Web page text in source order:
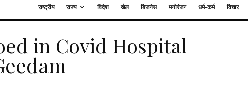
राष्ट्रीय राज्य विदेश खेल बिजनेस मनोरंजन धर्म-कर्म विचार
in Covid Hospital